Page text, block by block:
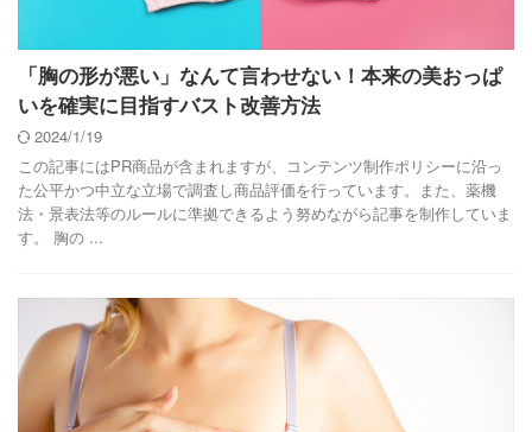
「胸の形が悪い」なんて言わせない！本来の美おっぱ
いを確実に目指すバスト改善方法
2024/1/19
この記事にはPR商品が含まれますが、コンテンツ制作ポリシーに沿っ
た公平かつ中立な立場で調査し商品評価を行っています。また、薬機
法・景表法等のルールに準拠できるよう努めながら記事を制作していま
す。 胸の ...